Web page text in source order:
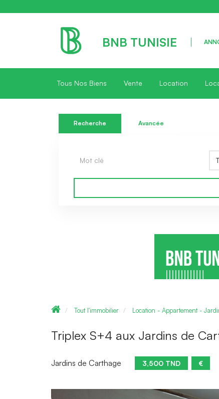
BNB TUNISIE
Tous Nos Biens Vente Location
Recherche Avancée
Tout l'immobilier Location - Appartement -
Triplex S+4 aux Jardins de
Jardins de Carthage 3,500 TND €